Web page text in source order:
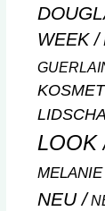
WEEK
LOOK
MELANIE
NEU